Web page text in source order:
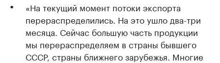
«На текущий момент потоки экспорта
перераспределились. На это ушло два-три
месяца. Сейчас большую часть продукции
мы перераспределяем в страны бывшего
СССР, страны ближнего зарубежья. Многие